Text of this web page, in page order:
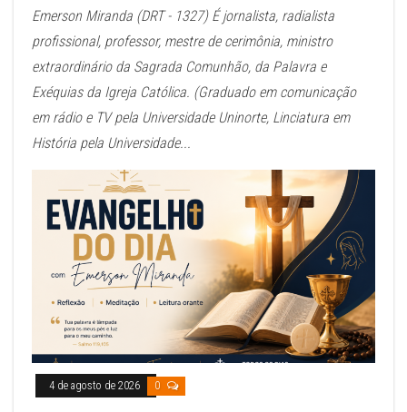
Emerson Miranda (DRT - 1327) É jornalista, radialista
profissional, professor, mestre de cerimônia, ministro
extraordinário da Sagrada Comunhão, da Palavra e
Exéquias da Igreja Católica. (Graduado em comunicação
em rádio e TV pela Universidade Uninorte, Linciatura em
História pela Universidade...
4 de agosto de 2026 0